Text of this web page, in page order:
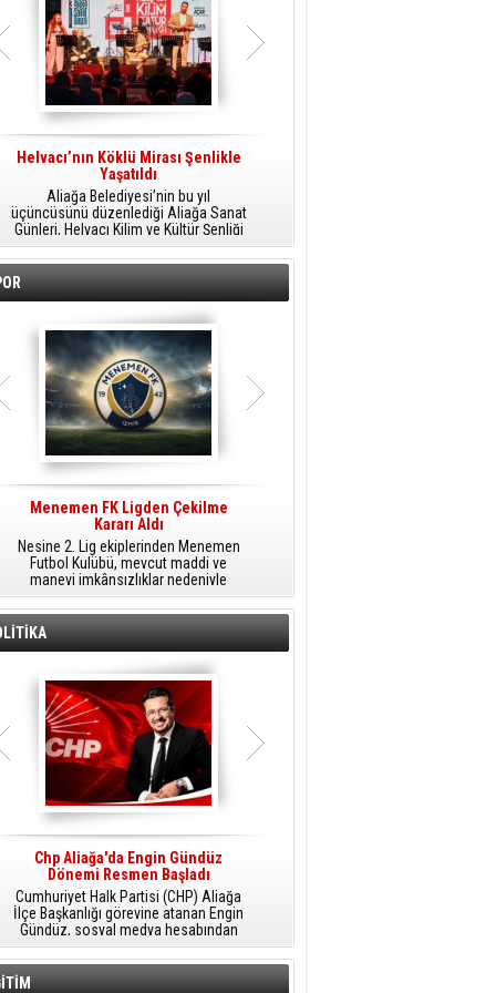
Helvacı’nın Köklü Mirası Şenlikle
Yaşatıldı
Aliağa Belediyesi’nin bu yıl
üçüncüsünü düzenlediği Aliağa Sanat
Günleri, Helvacı Kilim ve Kültür Şenliği
ile Helvacı’da renkli bir güne sahne
oldu.
birbirinden renkli etkinliklerle devam
Menemen FK Ligden Çekilme
Kararı Aldı
Nesine 2. Lig ekiplerinden Menemen
Futbol Kulübü, mevcut maddi ve
manevi imkânsızlıklar nedeniyle
ligden çekilme kararı aldığını açıkladı.
Chp Aliağa'da Engin Gündüz
Dönemi Resmen Başladı
Cumhuriyet Halk Partisi (CHP) Aliağa
İlçe Başkanlığı görevine atanan Engin
Gündüz, sosyal medya hesabından
yaptığı açıklamayla yeni döneme
ilişkin mesajlar verdi.
partililerin ve teşkilat mensuplarının
katılımıyla Aliağa Belediyesi Meclis